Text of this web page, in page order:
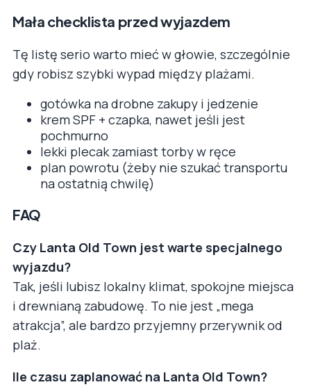
Mała checklista przed wyjazdem
Tę listę serio warto mieć w głowie, szczególnie
gdy robisz szybki wypad między plażami.
gotówka na drobne zakupy i jedzenie
krem SPF + czapka, nawet jeśli jest
pochmurno
lekki plecak zamiast torby w ręce
plan powrotu (żeby nie szukać transportu
na ostatnią chwilę)
FAQ
Czy Lanta Old Town jest warte specjalnego
wyjazdu?
Tak, jeśli lubisz lokalny klimat, spokojne miejsca
i drewnianą zabudowę. To nie jest „mega
atrakcja”, ale bardzo przyjemny przerywnik od
plaż.
Ile czasu zaplanować na Lanta Old Town?